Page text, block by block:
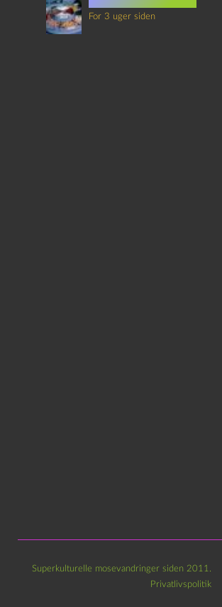
For 3 uger siden
Superkulturelle mosevandringer siden 2011.
Privatlivspolitik